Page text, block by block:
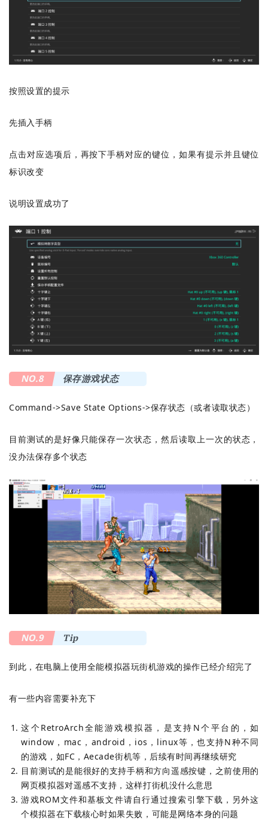
按照设置的提示
先插入手柄
点击对应选项后，再按下手柄对应的键位，如果有提示并且键位
标识改变
说明设置成功了
NO.8 保存游戏状态
Command->Save State Options->保存状态（或者读取状态）
目前测试的是好像只能保存一次状态，然后读取上一次的状态，
没办法保存多个状态
NO.9 Tip
到此，在电脑上使用全能模拟器玩街机游戏的操作已经介绍完了
有一些内容需要补充下
这个RetroArch全能游戏模拟器，是支持N个平台的，如
window，mac，android，ios，linux等，也支持N种不同
的游戏，如FC，Aecade街机等，后续有时间再继续研究
目前测试的是能很好的支持手柄和方向遥感按键，之前使用的
网页模拟器对遥感不支持，这样打街机没什么意思
游戏ROM文件和基板文件请自行通过搜索引擎下载，另外这
个模拟器在下载核心时如果失败，可能是网络本身的问题